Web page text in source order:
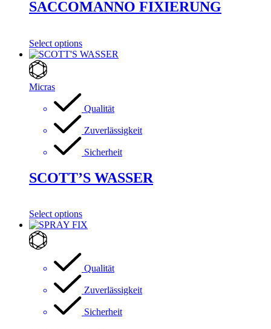
SACCOMANNO FIXIERUNG
Select options
Micras
Qualität
Zuverlässigkeit
Sicherheit
SCOTT’S WASSER
Select options
Qualität
Zuverlässigkeit
Sicherheit